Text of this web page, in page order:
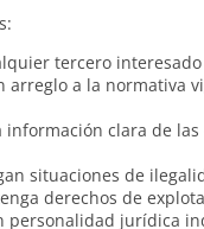
tercero
a la normativa
clara de
situaciones de
derechos de
personalidad